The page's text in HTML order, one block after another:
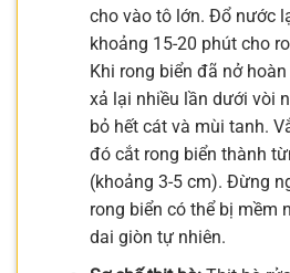
cho vào tô lớn. Đổ nước
khoảng 15-20 phút cho
Khi rong biển đã nở
xả lại nhiều lần dưới vòi
bỏ hết cát và mùi tanh.
đó cắt rong biển thành
(khoảng 3-5 cm). Đừng
rong biển có thể bị mềm
dai giòn tự nhiên.